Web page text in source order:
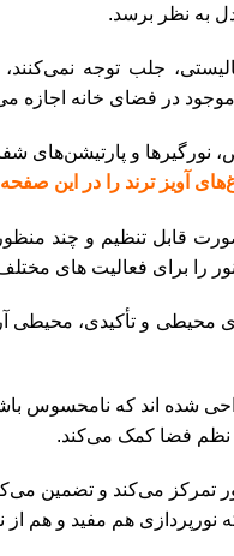
به نظر برسد.
جلب توجه
در فضای خانه اجازه
نورگیرها و پارتیشن‌های
آویز ترند را در این صفحه
صورت قابل تنظیم و چند
را برای فعالیت های
محیطی و تأکیدی،
شده اند که نامحسوس
نظم فضا کمک می‌کند.
نور تمرکز می‌کند و
نورپردازی هم مفید و هم